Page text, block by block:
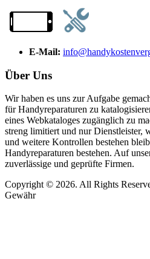
E-Mail:
Über Uns
Wir haben es uns zur Aufgabe
für Handyreparaturen zu
eines Webkataloges zugänglich zu
streng limitiert und nur Dienstleister,
und weitere Kontrollen bestehen
Handyreparaturen bestehen. Auf
zuverlässige und geprüfte Firmen.
Copyright © 2026. All Rights
Gewähr